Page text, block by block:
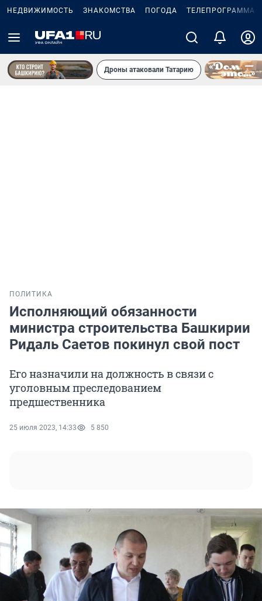
НЕДВИЖИМОСТЬ ЗНАКОМСТВА ПОГОДА ТЕЛЕПРОГРАММА
Дроны атаковали Татарию
ПОЛИТИКА
Исполняющий обязанности
министра строительства Башкирии
Ридаль Саетов покинул свой пост
Его назначили на должность в связи с
уголовным преследованием
предшественника
25 июля 2023, 14:33 5 850